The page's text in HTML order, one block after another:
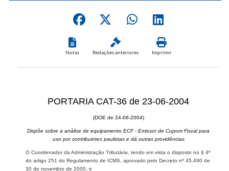
Notas Redações anteriores Imprimir
PORTARIA CAT-36 de 23-06-2004
(DOE de 24-06-2004)
Dispõe sobre a análise de equipamento ECF - Emissor de Cupom Fiscal para
uso por contribuintes paulistas e dá outras providências
O Coordenador da Administração Tributária, tendo em vista o disposto no § 4º
do artigo 251 do Regulamento de ICMS, aprovado pelo Decreto nº 45.490 de
30 de novembro de 2000, e